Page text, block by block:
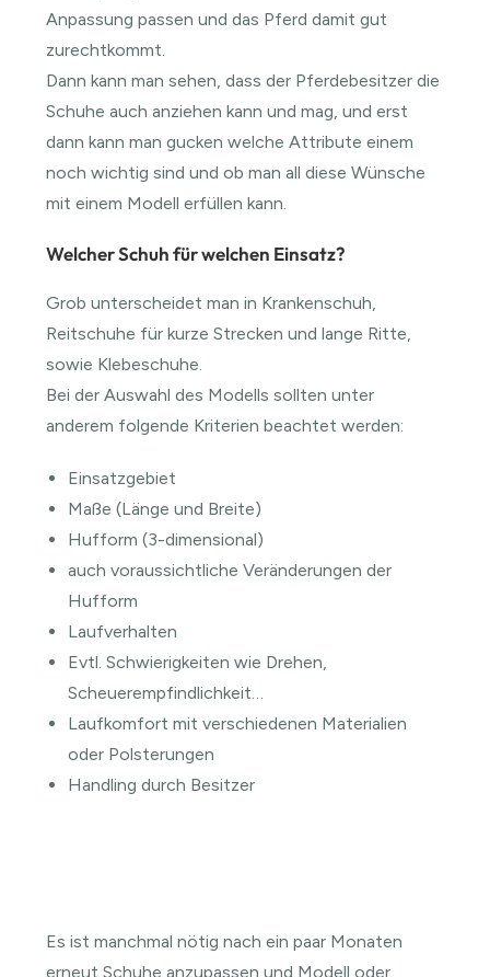
Anpassung passen und das Pferd damit gut
zurechtkommt.
Dann kann man sehen, dass der Pferdebesitzer die
Schuhe auch anziehen kann und mag, und erst
dann kann man gucken welche Attribute einem
noch wichtig sind und ob man all diese Wünsche
mit einem Modell erfüllen kann.
Welcher Schuh für welchen Einsatz?
Grob unterscheidet man in Krankenschuh,
Reitschuhe für kurze Strecken und lange Ritte,
sowie Klebeschuhe.
Bei der Auswahl des Modells sollten unter
anderem folgende Kriterien beachtet werden:
Einsatzgebiet
Maße (Länge und Breite)
Hufform (3-dimensional)
auch voraussichtliche Veränderungen der
Hufform
Laufverhalten
Evtl. Schwierigkeiten wie Drehen,
Scheuerempfindlichkeit…
Laufkomfort mit verschiedenen Materialien
oder Polsterungen
Handling durch Besitzer
Es ist manchmal nötig nach ein paar Monaten
erneut Schuhe anzupassen und Modell oder